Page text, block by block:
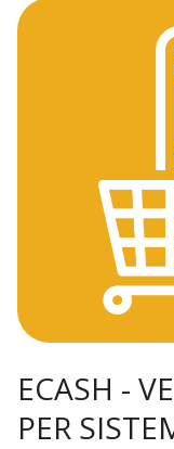
ECASH -
PER